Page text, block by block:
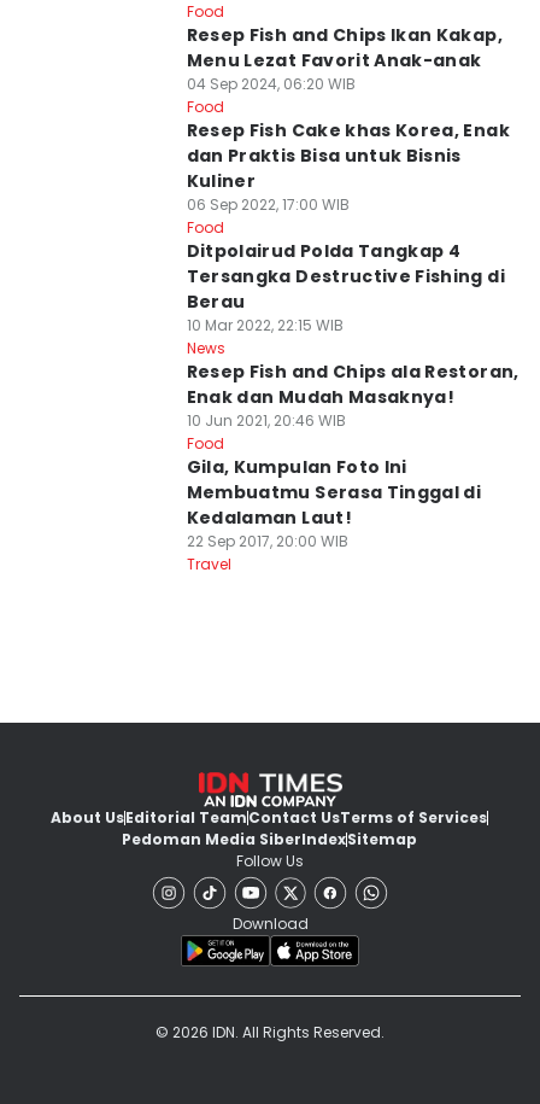
Food
Resep Fish and Chips Ikan Kakap,
Menu Lezat Favorit Anak-anak
04 Sep 2024, 06:20 WIB
Food
Resep Fish Cake khas Korea, Enak
dan Praktis Bisa untuk Bisnis
Kuliner
06 Sep 2022, 17:00 WIB
Food
Ditpolairud Polda Tangkap 4
Tersangka Destructive Fishing di
Berau
10 Mar 2022, 22:15 WIB
News
Resep Fish and Chips ala Restoran,
Enak dan Mudah Masaknya!
10 Jun 2021, 20:46 WIB
Food
Gila, Kumpulan Foto Ini
Membuatmu Serasa Tinggal di
Kedalaman Laut!
22 Sep 2017, 20:00 WIB
Travel
About UsEditorial TeamContact UsTerms of Services
Pedoman Media SiberIndexSitemap
Follow Us
Download
© 2026 IDN. All Rights Reserved.